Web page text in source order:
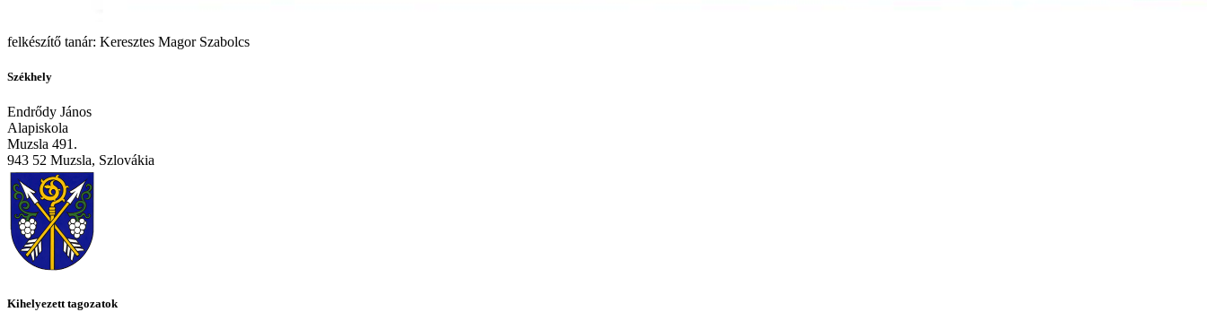
felkészítő tanár: Keresztes Magor Szabolcs
Székhely
Endrődy János
Alapiskola
Muzsla 491.
943 52 Muzsla, Szlovákia
Kihelyezett tagozatok